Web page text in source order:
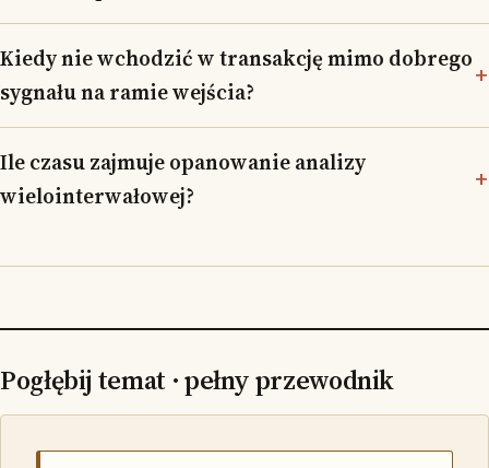
Kiedy nie wchodzić w transakcję mimo dobrego
sygnału na ramie wejścia?
Ile czasu zajmuje opanowanie analizy
wielointerwałowej?
Pogłębij temat · pełny przewodnik